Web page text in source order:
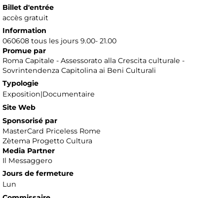
Billet d'entrée
accès gratuit
Information
060608 tous les jours 9.00- 21.00
Promue par
Roma Capitale - Assessorato alla Crescita culturale -
Sovrintendenza Capitolina ai Beni Culturali
Typologie
Exposition|Documentaire
Site Web
Sponsorisé par
MasterCard Priceless Rome
Zètema Progetto Cultura
Media Partner
Il Messaggero
Jours de fermeture
Lun